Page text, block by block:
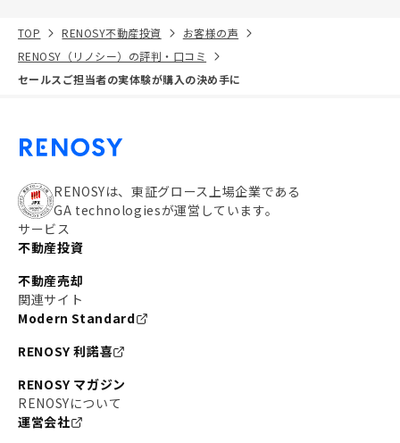
TOP RENOSY不動産投資
お客様の声
RENOSY（リノシー）の評判・口コミ
セールスご担当者の実体験が購入の決め手に
RENOSYは、東証グロース上場企業である
GA technologiesが運営しています。
サービス
不動産投資
不動産売却
関連サイト
Modern Standard
RENOSY 利諾喜
RENOSY マガジン
RENOSYについて
運営会社